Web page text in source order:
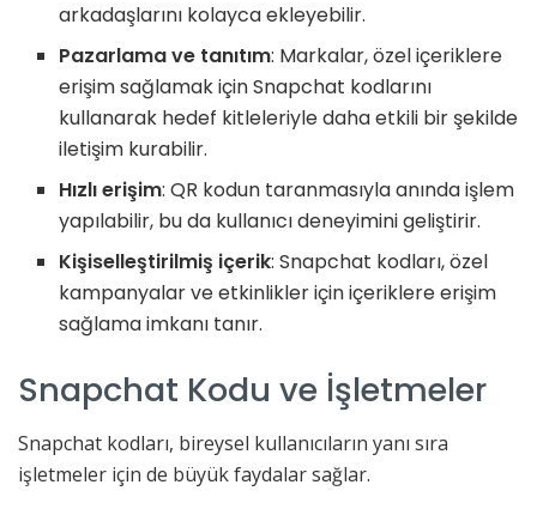
arkadaşlarını kolayca ekleyebilir.
Pazarlama ve tanıtım: Markalar, özel içeriklere
erişim sağlamak için Snapchat kodlarını
kullanarak hedef kitleleriyle daha etkili bir şekilde
iletişim kurabilir.
Hızlı erişim: QR kodun taranmasıyla anında işlem
yapılabilir, bu da kullanıcı deneyimini geliştirir.
Kişiselleştirilmiş içerik: Snapchat kodları, özel
kampanyalar ve etkinlikler için içeriklere erişim
sağlama imkanı tanır.
Snapchat Kodu ve İşletmeler
Snapchat kodları, bireysel kullanıcıların yanı sıra
işletmeler için de büyük faydalar sağlar.